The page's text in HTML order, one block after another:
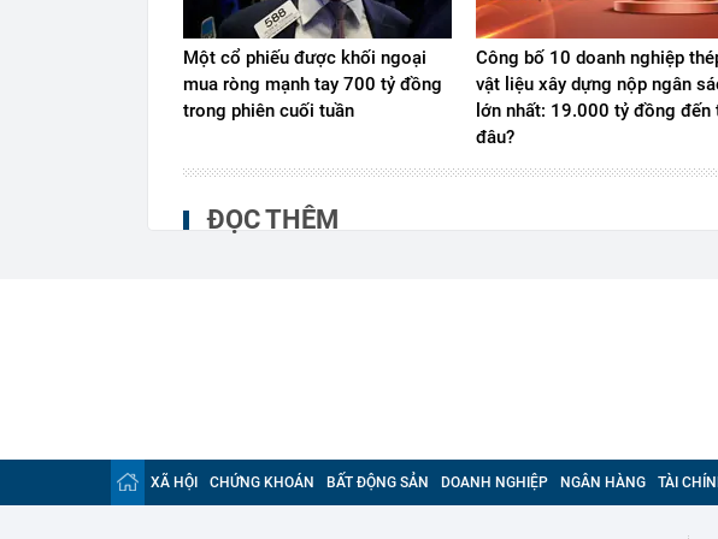
Một cổ phiếu được khối ngoại
mua ròng mạnh tay 700 tỷ đồng
trong phiên cuối tuần
Công bố 10 doanh nghiệp
vật liệu xây dựng nộp ngân
lớn nhất: 19.000 tỷ đồng đến
đâu?
ĐỌC THÊM
XÃ HỘI CHỨNG KHOÁN BẤT ĐỘNG SẢN DOANH NGHIỆP NGÂN HÀNG TÀI